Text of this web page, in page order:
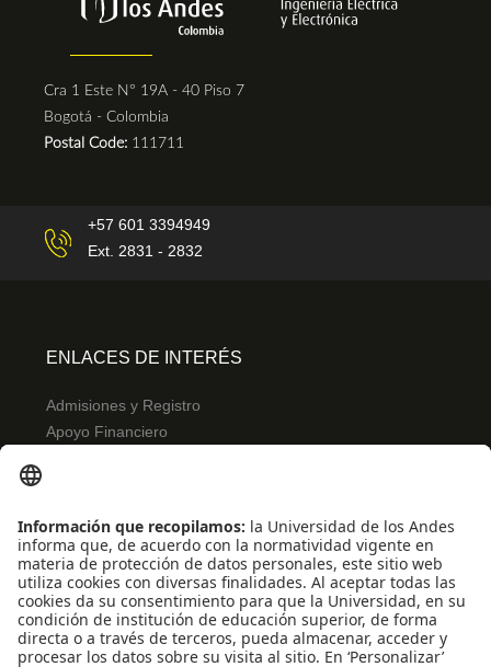
Cra 1 Este N° 19A - 40 Piso 7
Bogotá - Colombia
Postal Code: 111711
+57 601 3394949
Ext. 2831 - 2832
ENLACES DE INTERÉS
Admisiones y Registro
Apoyo Financiero
INFORMACIÓN PARA
Profesores
Administrativos